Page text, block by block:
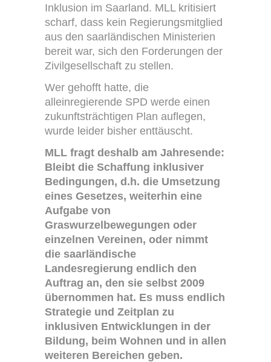
Inklusion im Saarland. MLL kritisiert
scharf, dass kein Regierungsmitglied
aus den saarländischen Ministerien
bereit war, sich den Forderungen der
Zivilgesellschaft zu stellen.
Wer gehofft hatte, die
alleinregierende SPD werde einen
zukunftsträchtigen Plan auflegen,
wurde leider bisher enttäuscht.
MLL fragt deshalb am Jahresende:
Bleibt die Schaffung inklusiver
Bedingungen, d.h. die Umsetzung
eines Gesetzes, weiterhin eine
Aufgabe von
Graswurzelbewegungen oder
einzelnen Vereinen, oder nimmt
die saarländische
Landesregierung endlich den
Auftrag an, den sie selbst 2009
übernommen hat. Es muss endlich
Strategie und Zeitplan zu
inklusiven Entwicklungen in der
Bildung, beim Wohnen und in allen
weiteren Bereichen geben.